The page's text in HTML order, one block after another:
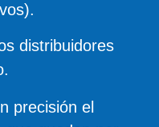
distribuidores
precisión el